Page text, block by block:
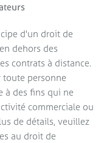
marketing. En
transmises à
à la
.
d'un droit de
dehors des
contrats à distance.
toute personne
à des fins qui ne
commerciale ou
de détails, veuillez
au droit de